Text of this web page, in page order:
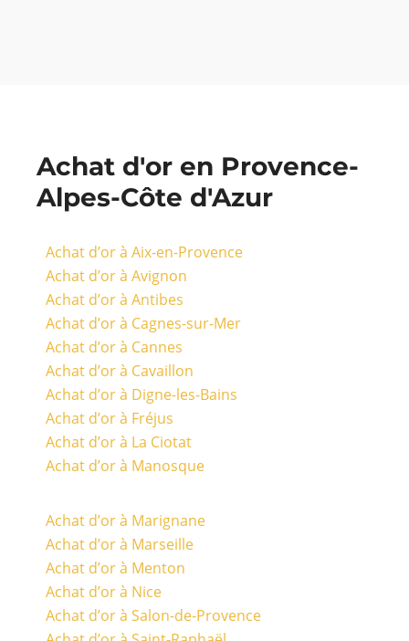
Achat d'or en Provence-
Alpes-Côte d'Azur
Achat d’or à Aix-en-Provence
Achat d’or à Avignon
Achat d’or à Antibes
Achat d’or à Cagnes-sur-Mer
Achat d’or à Cannes
Achat d’or à Cavaillon
Achat d’or à Digne-les-Bains
Achat d’or à Fréjus
Achat d’or à La Ciotat
Achat d’or à Manosque
Achat d’or à Marignane
Achat d’or à Marseille
Achat d’or à Menton
Achat d’or à Nice
Achat d’or à Salon-de-Provence